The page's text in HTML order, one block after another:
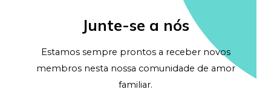
Junte-se a nós
Estamos sempre prontos a receber novos
membros nesta nossa comunidade de amor
familiar.